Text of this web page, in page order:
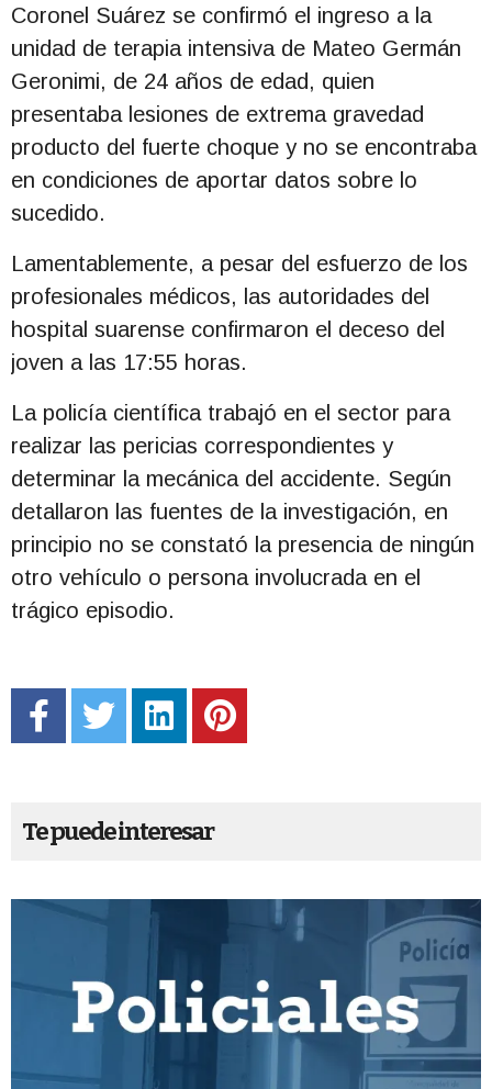
Coronel Suárez se confirmó el ingreso a la
unidad de terapia intensiva de Mateo Germán
Geronimi, de 24 años de edad, quien
presentaba lesiones de extrema gravedad
producto del fuerte choque y no se encontraba
en condiciones de aportar datos sobre lo
sucedido.
Lamentablemente, a pesar del esfuerzo de los
profesionales médicos, las autoridades del
hospital suarense confirmaron el deceso del
joven a las 17:55 horas.
La policía científica trabajó en el sector para
realizar las pericias correspondientes y
determinar la mecánica del accidente. Según
detallaron las fuentes de la investigación, en
principio no se constató la presencia de ningún
otro vehículo o persona involucrada en el
trágico episodio.
Te puede interesar